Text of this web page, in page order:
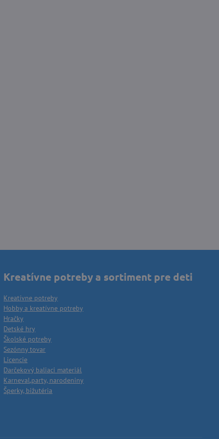
Kreatívne potreby a sortiment pre deti
Kreatívne potreby
Hobby a kreatívne potreby
Hračky
Detské hry
Školské potreby
Sezónny tovar
Licencie
Darčekový baliaci materiál
Karneval,party, narodeniny
Šperky, bižutéria